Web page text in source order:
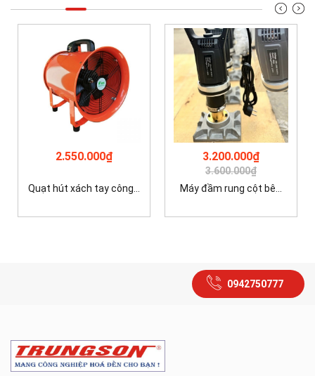
2.550.000₫
Quạt hút xách tay công...
3.200.000₫
3.600.000₫
Máy đầm rung cột bê...
0942750777